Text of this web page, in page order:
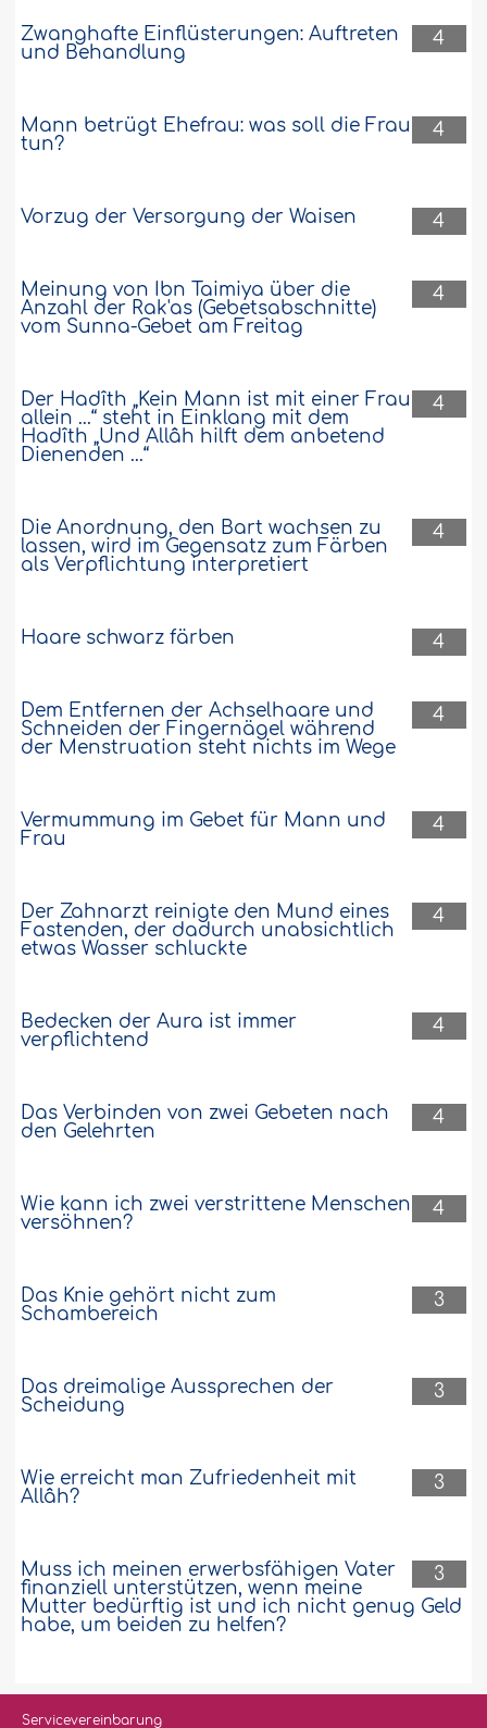
4
Zwanghafte Einflüsterungen: Auftreten
und Behandlung
4
Mann betrügt Ehefrau: was soll die Frau
tun?
4
Vorzug der Versorgung der Waisen
4
Meinung von Ibn Taimiya über die
Anzahl der Rak'as (Gebetsabschnitte)
vom Sunna-Gebet am Freitag
4
Der Hadîth „Kein Mann ist mit einer Frau
allein ...“ steht in Einklang mit dem
Hadîth „Und Allâh hilft dem anbetend
Dienenden ...“
4
Die Anordnung, den Bart wachsen zu
lassen, wird im Gegensatz zum Färben
als Verpflichtung interpretiert
4
Haare schwarz färben
4
Dem Entfernen der Achselhaare und
Schneiden der Fingernägel während
der Menstruation steht nichts im Wege
4
Vermummung im Gebet für Mann und
Frau
4
Der Zahnarzt reinigte den Mund eines
Fastenden, der dadurch unabsichtlich
etwas Wasser schluckte
4
Bedecken der Aura ist immer
verpflichtend
4
Das Verbinden von zwei Gebeten nach
den Gelehrten
4
Wie kann ich zwei verstrittene Menschen
versöhnen?
3
Das Knie gehört nicht zum
Schambereich
3
Das dreimalige Aussprechen der
Scheidung
3
Wie erreicht man Zufriedenheit mit
Allâh?
3
Muss ich meinen erwerbsfähigen Vater
finanziell unterstützen, wenn meine
Mutter bedürftig ist und ich nicht genug Geld
habe, um beiden zu helfen?
Servicevereinbarung